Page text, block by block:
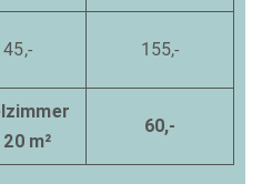
155,-
m²
60,-